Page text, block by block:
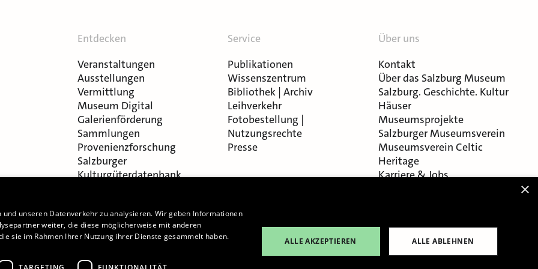
Entdecken
Veranstaltungen
Ausstellungen
Vermittlung
Museum Digital
Galerienförderung
Sammlungen
Provenienzforschung
Salzburger
Kulturgüterdatenbank
Service
Publikationen
Wissenszentrum
Bibliothek | Archiv
Leihverkehr
Fotobestellung |
Nutzungsrechte
Presse
Über uns
Kontakt
Über das Salzburg Museum
Salzburg. Geschichte. Kultur
Häuser
Museumsprojekte
Salzburger Museumsverein
Museumsverein Celtic
Heritage
Karriere & Jobs
Cookie-Einstellungen
×
unseren Datenverkehr zu analysieren. Wir geben Informationen
weiter, die diese möglicherweise mit anderen
sie im Rahmen Ihrer Nutzung ihrer Dienste gesammelt haben.
ALLE AKZEPTIEREN ALLE ABLEHNEN